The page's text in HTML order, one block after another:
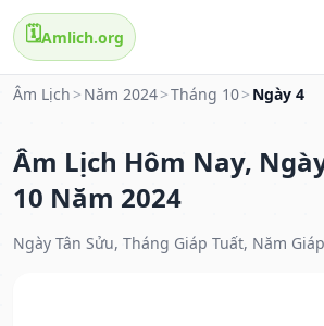
🗓️Amlich.org
Âm Lịch > Năm 2024>Tháng 10> Ngày 4
Âm Lịch Hôm Nay,
10 Năm 2024
Ngày Tân Sửu, Tháng Giáp Tuất, Năm